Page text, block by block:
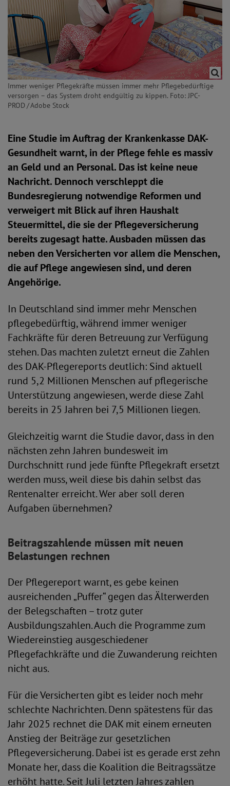
Immer weniger Pflegekräfte müssen immer mehr Pflegebedürftige
versorgen – das System droht endgültig zu kippen. Foto: JPC-
PROD / Adobe Stock
Eine Studie im Auftrag der Krankenkasse DAK-
Gesundheit warnt, in der Pflege fehle es massiv
an Geld und an Personal. Das ist keine neue
Nachricht. Dennoch verschleppt die
Bundesregierung notwendige Reformen und
verweigert mit Blick auf ihren Haushalt
Steuermittel, die sie der Pflegeversicherung
bereits zugesagt hatte. Ausbaden müssen das
neben den Versicherten vor allem die Menschen,
die auf Pflege angewiesen sind, und deren
Angehörige.
In Deutschland sind immer mehr Menschen
pflegebedürftig, während immer weniger
Fachkräfte für deren Betreuung zur Verfügung
stehen. Das machten zuletzt erneut die Zahlen
des DAK-Pflegereports deutlich: Sind aktuell
rund 5,2 Millionen Menschen auf pflegerische
Unterstützung angewiesen, werde diese Zahl
bereits in 25 Jahren bei 7,5 Millionen liegen.
Gleichzeitig warnt die Studie davor, dass in den
nächsten zehn Jahren bundesweit im
Durchschnitt rund jede fünfte Pflegekraft ersetzt
werden muss, weil diese bis dahin selbst das
Rentenalter erreicht. Wer aber soll deren
Aufgaben übernehmen?
Beitragszahlende müssen mit neuen
Belastungen rechnen
Der Pflegereport warnt, es gebe keinen
ausreichenden „Puffer“ gegen das Älterwerden
der Belegschaften – trotz guter
Ausbildungszahlen. Auch die Programme zum
Wiedereinstieg ausgeschiedener
Pflegefachkräfte und die Zuwanderung reichten
nicht aus.
Für die Versicherten gibt es leider noch mehr
schlechte Nachrichten. Denn spätestens für das
Jahr 2025 rechnet die DAK mit einem erneuten
Anstieg der Beiträge zur gesetzlichen
Pflegeversicherung. Dabei ist es gerade erst zehn
Monate her, dass die Koalition die Beitragssätze
erhöht hatte. Seit Juli letzten Jahres zahlen